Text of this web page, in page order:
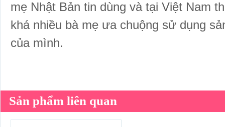
mẹ Nhật Bản tin dùng và tại Việt Nam
khá nhiều bà mẹ ưa chuộng sử dụng
của mình.
Sản phẩm liên quan